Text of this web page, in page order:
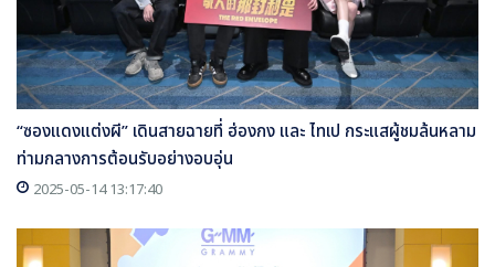
“ซองแดงแต่งผี” เดินสายฉายที่ ฮ่องกง และ ไทเป กระแสผู้ชมล้นหลาม
ท่ามกลางการต้อนรับอย่างอบอุ่น
2025-05-14 13:17:40